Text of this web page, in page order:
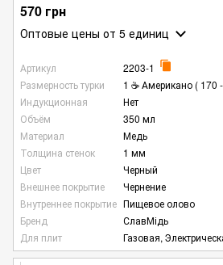
570 грн
Оптовые цены от 5 единиц
Артикул
2203-1
Размерность турки
1 ☕ Американо ( 170
Индукционная
Нет
Объём
350 мл
Материал
Медь
Толщина стенок
1 мм
Цвет
Черный
Внешнее покрытие
Чернение
Внутреннее покрытие Пищевое олово
Бренд
СлавМідь
Для плит
Газовая,